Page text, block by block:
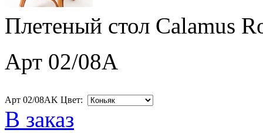
Плетеный стол Calamus
Арт 02/08A
Арт 02/08AK Цвет:
В заказ